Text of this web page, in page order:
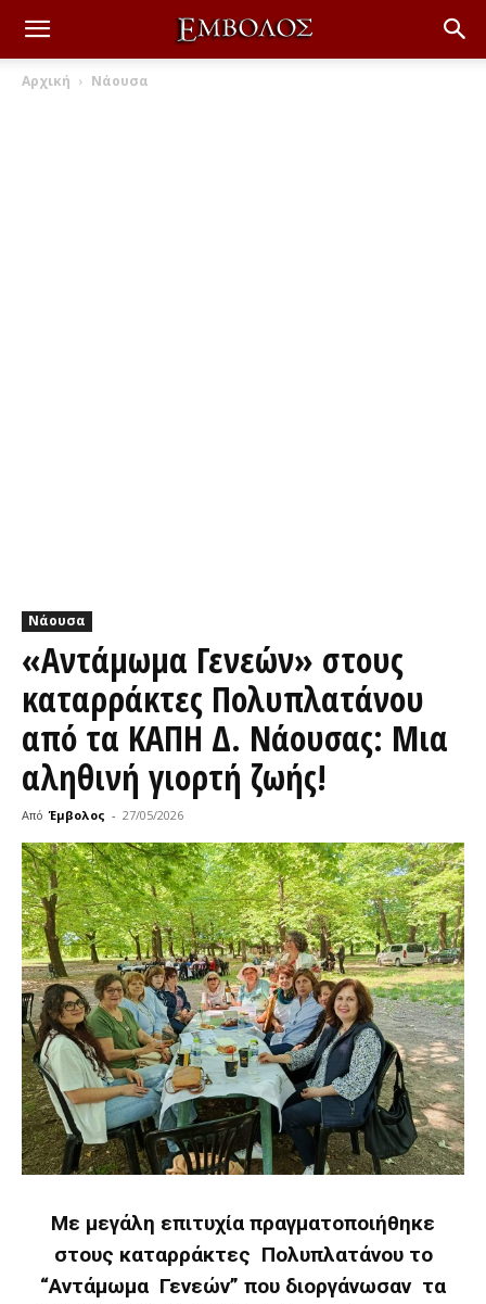
Αρχική Νάουσα
Νάουσα
«Αντάμωμα Γενεών» στους
καταρράκτες Πολυπλατάνου
από τα ΚΑΠΗ Δ. Νάουσας: Μια
αληθινή γιορτή ζωής!
Από Έμβολος - 27/05/2026
Με μεγάλη επιτυχία πραγματοποιήθηκε
στους καταρράκτες Πολυπλατάνου το
“Αντάμωμα Γενεών” που διοργάνωσαν τα